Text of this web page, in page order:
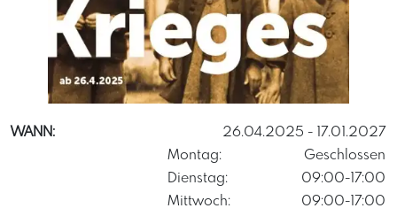
WANN: 26.04.2025 - 17.01.2027
Montag:
Geschlossen
Dienstag:
09:00-17:00
Mittwoch:
09:00-17:00